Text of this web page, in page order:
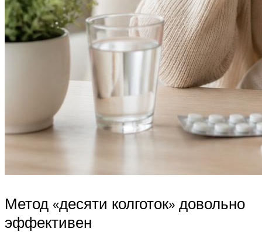
Метод «десяти колготок» довольно
эффективен